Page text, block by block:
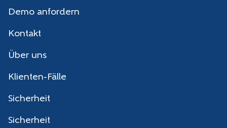
Demo anfordern
Kontakt
Über uns
Klienten-Fälle
Sicherheit
Sicherheit